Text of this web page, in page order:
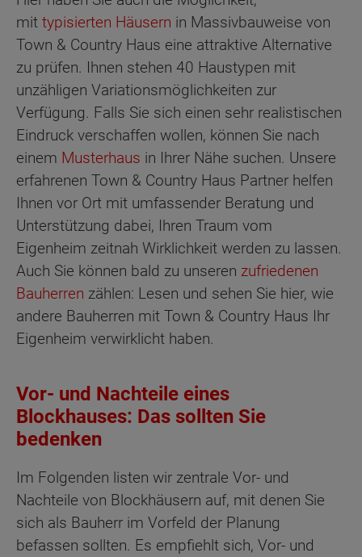
mit typisierten Häusern in Massivbauweise von
Town & Country Haus eine attraktive Alternative
zu prüfen. Ihnen stehen 40 Haustypen mit
unzähligen Variationsmöglichkeiten zur
Verfügung. Falls Sie sich einen sehr realistischen
Eindruck verschaffen wollen, können Sie nach
einem Musterhaus in Ihrer Nähe suchen. Unsere
erfahrenen Town & Country Haus Partner helfen
Ihnen vor Ort mit umfassender Beratung und
Unterstützung dabei, Ihren Traum vom
Eigenheim zeitnah Wirklichkeit werden zu lassen.
Auch Sie können bald zu unseren zufriedenen
Bauherren zählen: Lesen und sehen Sie hier, wie
andere Bauherren mit Town & Country Haus Ihr
Eigenheim verwirklicht haben.
Vor- und Nachteile eines
Blockhauses: Das sollten Sie
bedenken
Im Folgenden listen wir zentrale Vor- und
Nachteile von Blockhäusern auf, mit denen Sie
sich als Bauherr im Vorfeld der Planung
befassen sollten. Es empfiehlt sich, Vor- und